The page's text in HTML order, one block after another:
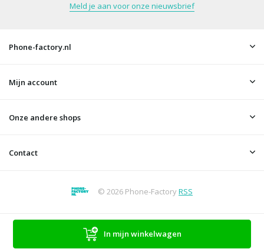
In mijn winkelwagen
Meld je aan voor onze nieuwsbrief
Phone-factory.nl
Mijn account
Onze andere shops
Contact
© 2026 Phone-FactoryRSS